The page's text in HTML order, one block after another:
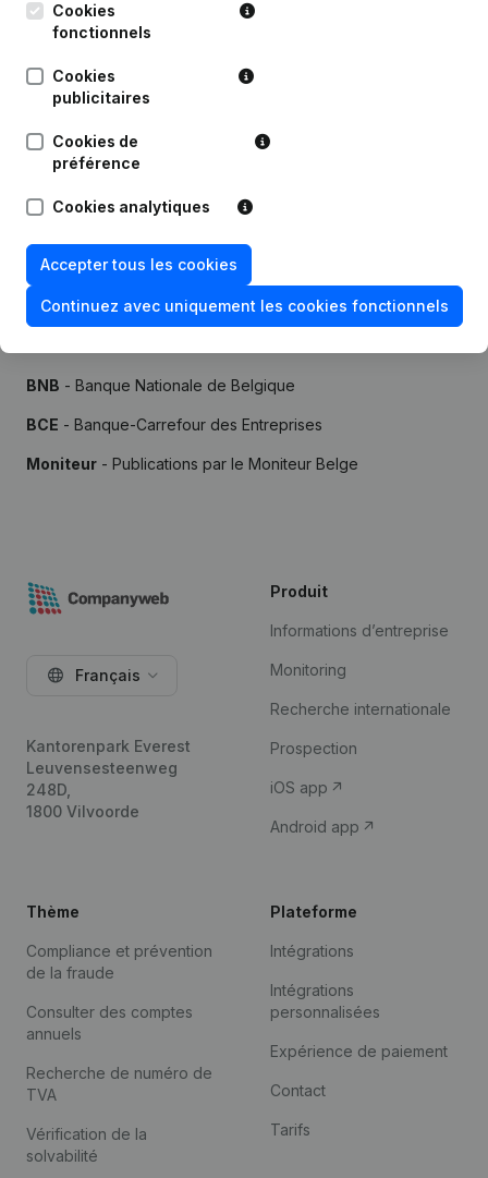
Choisissez des informations rapides ou des détails
Recevez des mises à jour sur les développements
importants
Essayer gratuitement Découvrir plus
Essai gratuit de 7 jours, aucune carte de crédit requise.
Sources
BNB - Banque Nationale de Belgique
BCE - Banque-Carrefour des Entreprises
Moniteur - Publications par le Moniteur Belge
Cookies
fonctionnels
Cookies
publicitaires
Cookies de
préférence
Cookies analytiques
Accepter tous les cookies
Continuez avec uniquement les cookies fonctionnels
Français
Kantorenpark Everest
Leuvensesteenweg
248D,
1800 Vilvoorde
Produit
Informations d’entreprise
Monitoring
Recherche internationale
Prospection
iOS app
Android app
Thème
Compliance et prévention
de la fraude
Consulter des comptes
annuels
Recherche de numéro de
TVA
Vérification de la
solvabilité
Plateforme
Intégrations
Intégrations
personnalisées
Expérience de paiement
Contact
Tarifs